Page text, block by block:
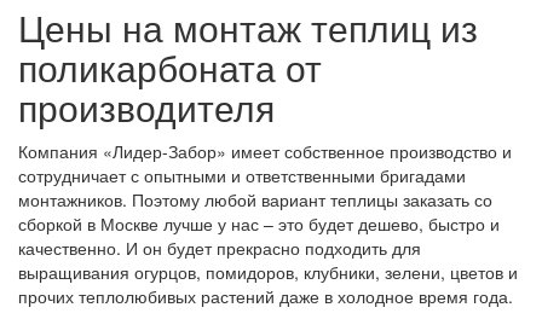
Цены на монтаж теплиц из
поликарбоната от
производителя
Компания «Лидер-Забор» имеет собственное производство и
сотрудничает с опытными и ответственными бригадами
монтажников. Поэтому любой вариант теплицы заказать со
сборкой в Москве лучше у нас – это будет дешево, быстро и
качественно. И он будет прекрасно подходить для
выращивания огурцов, помидоров, клубники, зелени, цветов и
прочих теплолюбивых растений даже в холодное время года.